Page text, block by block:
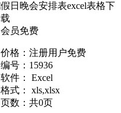
假日晚会安排表excel表格下
载
会员免费
价格：注册用户免费
编号：15936
软件： Excel
格式： xls,xlsx
页数：共0页